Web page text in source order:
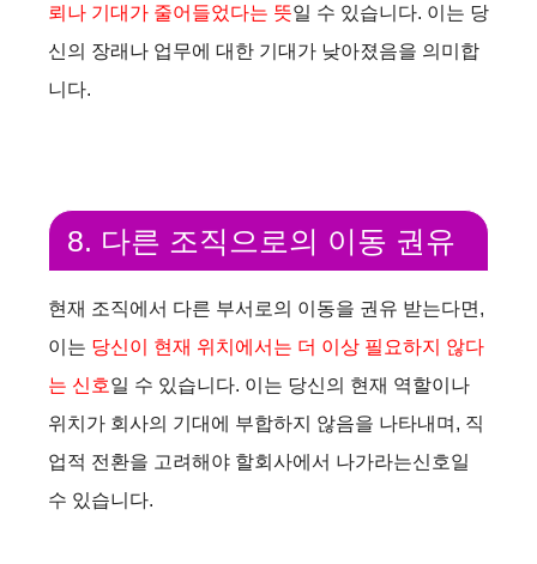
뢰나 기대가 줄어들었다는 뜻일 수 있습니다. 이는 당
신의 장래나 업무에 대한 기대가 낮아졌음을 의미합
니다.
8. 다른 조직으로의 이동 권유
현재 조직에서 다른 부서로의 이동을 권유 받는다면,
이는 당신이 현재 위치에서는 더 이상 필요하지 않다
는 신호일 수 있습니다. 이는 당신의 현재 역할이나
위치가 회사의 기대에 부합하지 않음을 나타내며, 직
업적 전환을 고려해야 할회사에서 나가라는신호일
수 있습니다.